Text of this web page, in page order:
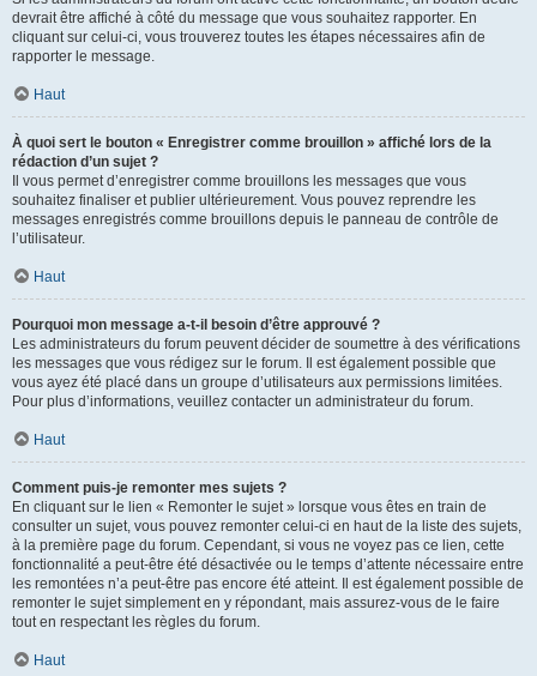
devrait être affiché à côté du message que vous souhaitez rapporter. En
cliquant sur celui-ci, vous trouverez toutes les étapes nécessaires afin de
rapporter le message.
Haut
À quoi sert le bouton « Enregistrer comme brouillon » affiché lors de la
rédaction d’un sujet ?
Il vous permet d’enregistrer comme brouillons les messages que vous
souhaitez finaliser et publier ultérieurement. Vous pouvez reprendre les
messages enregistrés comme brouillons depuis le panneau de contrôle de
l’utilisateur.
Haut
Pourquoi mon message a-t-il besoin d’être approuvé ?
Les administrateurs du forum peuvent décider de soumettre à des vérifications
les messages que vous rédigez sur le forum. Il est également possible que
vous ayez été placé dans un groupe d’utilisateurs aux permissions limitées.
Pour plus d’informations, veuillez contacter un administrateur du forum.
Haut
Comment puis-je remonter mes sujets ?
En cliquant sur le lien « Remonter le sujet » lorsque vous êtes en train de
consulter un sujet, vous pouvez remonter celui-ci en haut de la liste des sujets,
à la première page du forum. Cependant, si vous ne voyez pas ce lien, cette
fonctionnalité a peut-être été désactivée ou le temps d’attente nécessaire entre
les remontées n’a peut-être pas encore été atteint. Il est également possible de
remonter le sujet simplement en y répondant, mais assurez-vous de le faire
tout en respectant les règles du forum.
Haut